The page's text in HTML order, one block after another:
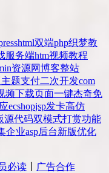
html双端php织梦教
服务端htm视频教程
资源网博客整站
主题支付二次开发com
频下载页面一键杰奇免
ecshopjsp发卡高仿
源代码双模式打赏功能
企业asp后台新版优化
必读 广告合作